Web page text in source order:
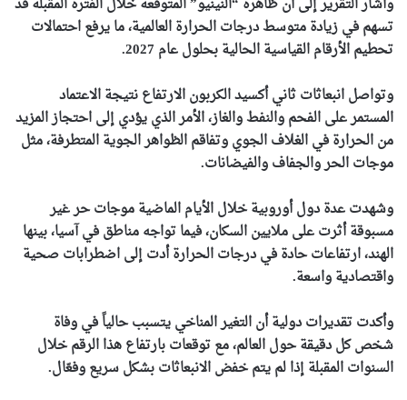
تسهم في زيادة متوسط درجات الحرارة العالمية، ما يرفع احتمالات
تحطيم الأرقام القياسية الحالية بحلول عام 2027.
وتواصل انبعاثات ثاني أكسيد الكربون الارتفاع نتيجة الاعتماد
المستمر على الفحم والنفط والغاز، الأمر الذي يؤدي إلى احتجاز المزيد
من الحرارة في الغلاف الجوي وتفاقم الظواهر الجوية المتطرفة، مثل
موجات الحر والجفاف والفيضانات.
وشهدت عدة دول أوروبية خلال الأيام الماضية موجات حر غير
مسبوقة أثرت على ملايين السكان، فيما تواجه مناطق في آسيا، بينها
الهند، ارتفاعات حادة في درجات الحرارة أدت إلى اضطرابات صحية
واقتصادية واسعة.
وأكدت تقديرات دولية أن التغير المناخي يتسبب حالياً في وفاة
شخص كل دقيقة حول العالم، مع توقعات بارتفاع هذا الرقم خلال
السنوات المقبلة إذا لم يتم خفض الانبعاثات بشكل سريع وفعّال.